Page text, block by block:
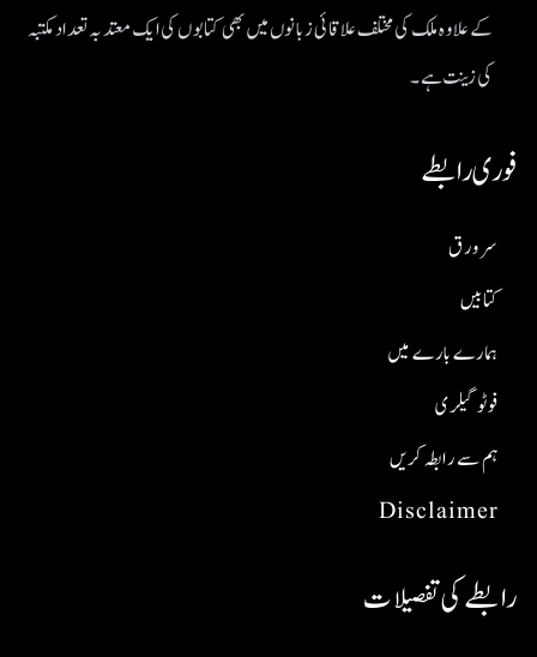
کے علاوہ ملک کی مختلف علاقائی زبانوں میں بھی کتابوں کی ایک معتد بہ تعداد مکتبہ
کی زینت ہے۔
فوری رابطے
Disclaimer
ہم سے رابطہ کریں
فوٹو گیلری
ہمارے بارے میں
کتابیں
سر ورق
رابطے کی تفصیلات